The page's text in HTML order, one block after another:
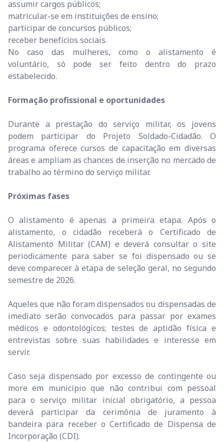
assumir cargos públicos;
matricular-se em instituições de ensino;
participar de concursos públicos;
receber benefícios sociais.
No caso das mulheres, como o alistamento é
voluntário, só pode ser feito dentro do prazo
estabelecido.
Formação profissional e oportunidades
Durante a prestação do serviço militar, os jovens
podem participar do Projeto Soldado-Cidadão. O
programa oferece cursos de capacitação em diversas
áreas e ampliam as chances de inserção no mercado de
trabalho ao término do serviço militar.
Próximas fases
O alistamento é apenas a primeira etapa. Após o
alistamento, o cidadão receberá o Certificado de
Alistamento Militar (CAM) e deverá consultar o site
periodicamente para saber se foi dispensado ou se
deve comparecer à etapa de seleção geral, no segundo
semestre de 2026.
Aqueles que não foram dispensados ou dispensadas de
imediato serão convocados para passar por exames
médicos e odontológicos; testes de aptidão física e
entrevistas sobre suas habilidades e interesse em
servir.
Caso seja dispensado por excesso de contingente ou
more em município que não contribui com pessoal
para o serviço militar inicial obrigatório, a pessoa
deverá participar da cerimônia de juramento à
bandeira para receber o Certificado de Dispensa de
Incorporação (CDI).